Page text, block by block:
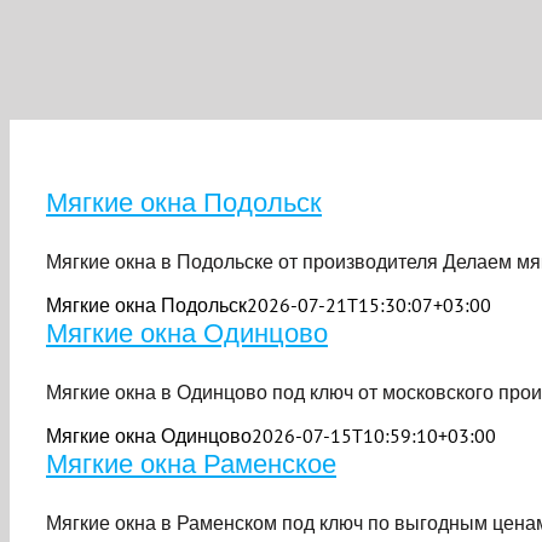
Мягкие окна Подольск
Мягкие окна в Подольске от производителя Делаем
Мягкие окна Подольск2026-07-21T15:30:07+03:00
Мягкие окна Одинцово
Мягкие окна в Одинцово под ключ от московского
Мягкие окна Одинцово2026-07-15T10:59:10+03:00
Мягкие окна Раменское
Мягкие окна в Раменском под ключ по выгодным